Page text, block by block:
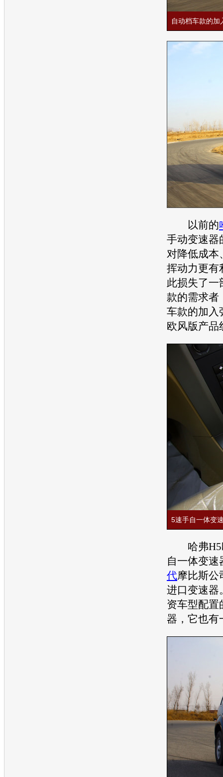
自动档车款的
以前的
手动变速器
对降低成本
挥动力更有
此损失了一
款的需求者
车款的加入
欧风版产品
5速手自一体变
哈弗H5
自一体变速
代摩比斯公
进口变速器
资车型配置
器，它也有